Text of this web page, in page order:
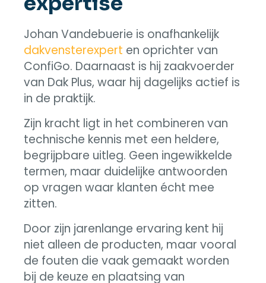
Johan Vandebuerie is onafhankelijk
dakvensterexpert en oprichter van
ConfiGo. Daarnaast is hij zaakvoerder
van Dak Plus, waar hij dagelijks actief is
in de praktijk.
Zijn kracht ligt in het combineren van
technische kennis met een heldere,
begrijpbare uitleg. Geen ingewikkelde
termen, maar duidelijke antwoorden
op vragen waar klanten écht mee
zitten.
Door zijn jarenlange ervaring kent hij
niet alleen de producten, maar vooral
de fouten die vaak gemaakt worden
bij de keuze en plaatsing van